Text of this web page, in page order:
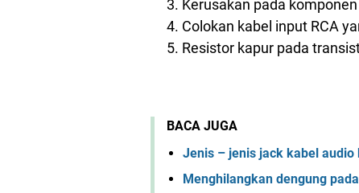
Kerusakan pada
Colokan kabel input RCA
Resistor kapur pada
BACA JUGA
Jenis – jenis jack kabel audio
Menghilangkan dengung